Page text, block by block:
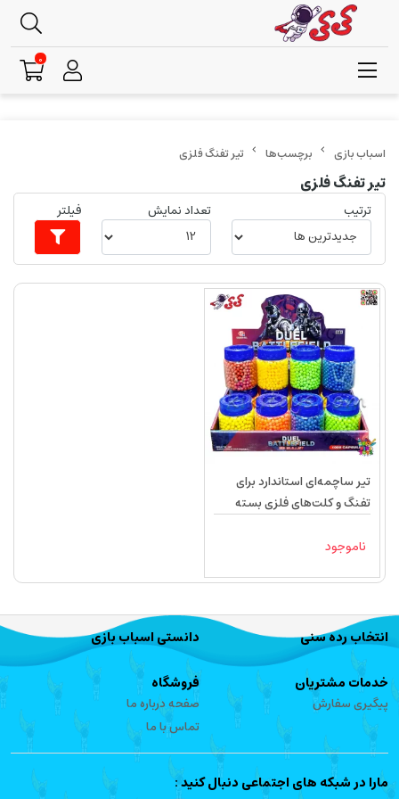
برچسب‌ها تیر تفنگ فلزی
تیر تفنگ فلزی
ترتیب تعداد نمایش فیلتر
تیر ساچمه‌ای استاندارد برای
تفنگ و کلت‌های فلزی بسته
ناموجود
انتخاب رده سنی دانستی اسباب بازی
خدمات مشتریان
پیگیری سفارش
فروشگاه
صفحه درباره ما
تماس با ما
مارا در شبکه های اجتماعی دنبال کنید :
0